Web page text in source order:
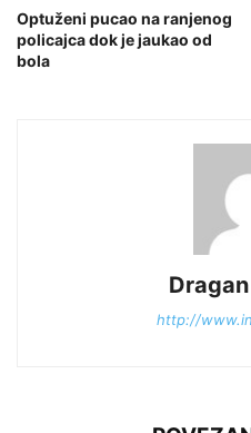
Optuženi pucao na ranjenog
policajca dok je jaukao od
bola
http://